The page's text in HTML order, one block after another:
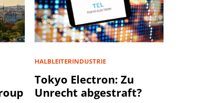
HALBLEITERINDUSTRIE
Tokyo Electron: Zu
Unrecht abgestraft?